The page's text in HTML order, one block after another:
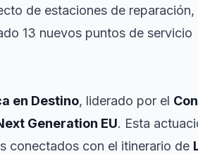
de estaciones de reparación,
13 nuevos puntos de servicio
en Destino, liderado por el
Generation EU. Esta
conectados con el itinerario de